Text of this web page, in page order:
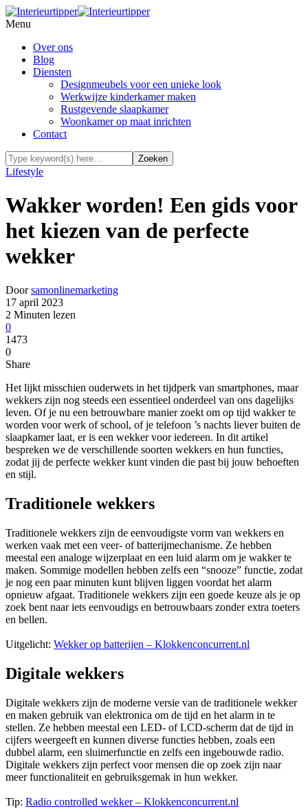
Menu
Over ons
Blog
Diensten
Designmeubels voor een unieke look
Werkwijze kinderkamer maken
Rustgevende slaapkamer
Woonkamer op maat inrichten
Contact
Lifestyle
Wakker worden! Een gids voor
het kiezen van de perfecte
wekker
Doorsamonlinemarketing
17 april 2023
2 Minuten lezen
0
1473
0
Share
Het lijkt misschien ouderwets in het tijdperk van smartphones, maar
wekkers zijn nog steeds een essentieel onderdeel van ons dagelijks
leven. Of je nu een betrouwbare manier zoekt om op tijd wakker te
worden voor werk of school, of je telefoon ’s nachts liever buiten de
slaapkamer laat, er is een wekker voor iedereen. In dit artikel
bespreken we de verschillende soorten wekkers en hun functies,
zodat jij de perfecte wekker kunt vinden die past bij jouw behoeften
en stijl.
Traditionele wekkers
Traditionele wekkers zijn de eenvoudigste vorm van wekkers en
werken vaak met een veer- of batterijmechanisme. Ze hebben
meestal een analoge wijzerplaat en een luid alarm om je wakker te
maken. Sommige modellen hebben zelfs een “snooze” functie, zodat
je nog een paar minuten kunt blijven liggen voordat het alarm
opnieuw afgaat. Traditionele wekkers zijn een goede keuze als je op
zoek bent naar iets eenvoudigs en betrouwbaars zonder extra toeters
en bellen.
Uitgelicht: Wekker op batterijen – Klokkenconcurrent.nl
Digitale wekkers
Digitale wekkers zijn de moderne versie van de traditionele wekker
en maken gebruik van elektronica om de tijd en het alarm in te
stellen. Ze hebben meestal een LED- of LCD-scherm dat de tijd in
cijfers weergeeft en kunnen diverse functies hebben, zoals een
dubbel alarm, een sluimerfunctie en zelfs een ingebouwde radio.
Digitale wekkers zijn perfect voor mensen die op zoek zijn naar
meer functionaliteit en gebruiksgemak in hun wekker.
Tip: Radio controlled wekker – Klokkenconcurrent.nl